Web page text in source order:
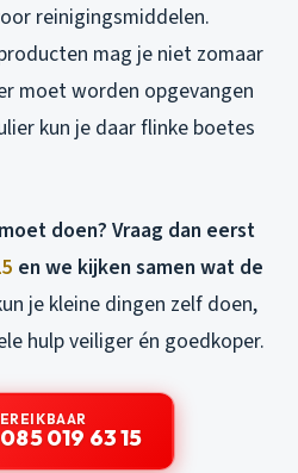
reinigingsmiddelen.
mag je niet zomaar
moet worden opgevangen
kun je daar flinke boetes
doen? Vraag dan eerst
en we kijken samen wat de
je kleine dingen zelf doen,
hulp veiliger én goedkoper.
019 63 15